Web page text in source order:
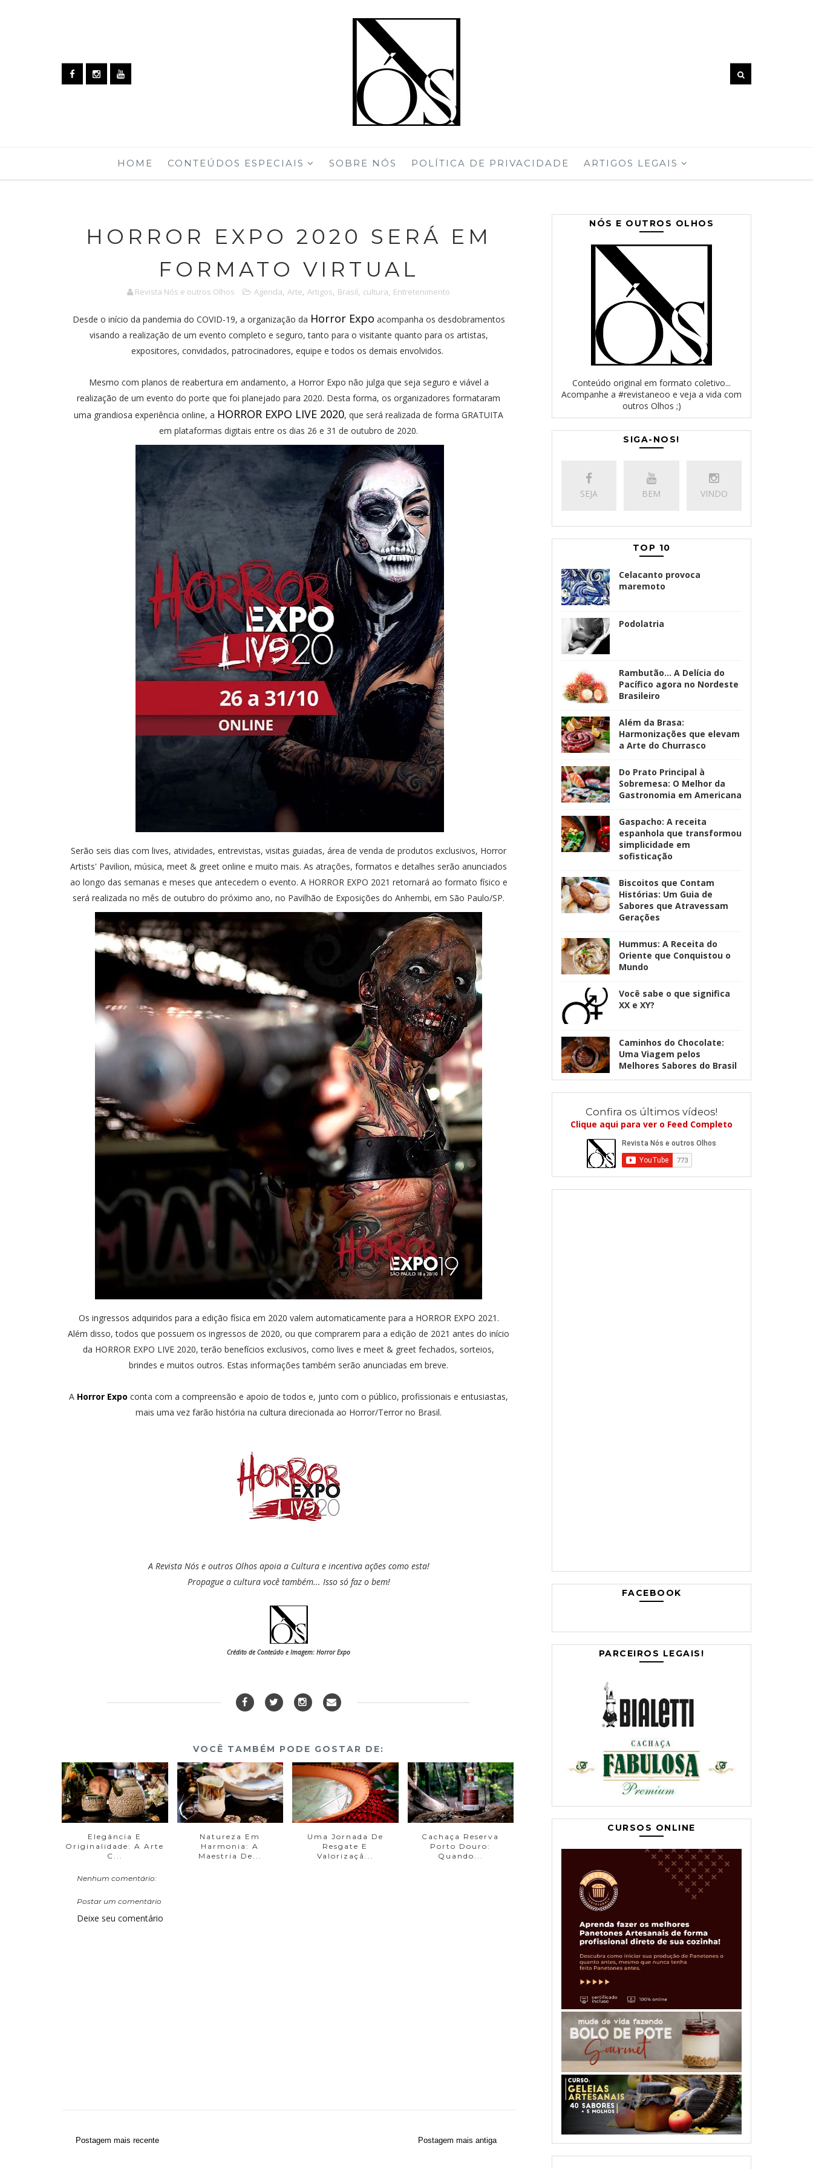
HOME CONTEÚDOS ESPECIAIS SOBRE NÓS POLÍTICA DE PRIVACIDADE ARTIGOS LEGAIS
HORROR EXPO 2020 SERÁ EM
FORMATO VIRTUAL
Revista Nós e outros Olhos Agenda, Arte, Artigos, Brasil, cultura, Entretenimento
Desde o início da pandemia do COVID-19, a organização da Horror Expo acompanha os desdobramentos
visando a realização de um evento completo e seguro, tanto para o visitante quanto para os artistas,
expositores, convidados, patrocinadores, equipe e todos os demais envolvidos.
Mesmo com planos de reabertura em andamento, a Horror Expo não julga que seja seguro e viável a
realização de um evento do porte que foi planejado para 2020. Desta forma, os organizadores formataram
uma grandiosa experiência online, a HORROR EXPO LIVE 2020, que será realizada de forma GRATUITA
em plataformas digitais entre os dias 26 e 31 de outubro de 2020.
Serão seis dias com lives, atividades, entrevistas, visitas guiadas, área de venda de produtos exclusivos, Horror
Artists' Pavilion, música, meet & greet online e muito mais. As atrações, formatos e detalhes serão anunciados
ao longo das semanas e meses que antecedem o evento. A HORROR EXPO 2021 retornará ao formato físico e
será realizada no mês de outubro do próximo ano, no Pavilhão de Exposições do Anhembi, em São Paulo/SP.
Os ingressos adquiridos para a edição física em 2020 valem automaticamente para a HORROR EXPO 2021.
Além disso, todos que possuem os ingressos de 2020, ou que comprarem para a edição de 2021 antes do início
da HORROR EXPO LIVE 2020, terão benefícios exclusivos, como lives e meet & greet fechados, sorteios,
brindes e muitos outros. Estas informações também serão anunciadas em breve.
A Horror Expo conta com a compreensão e apoio de todos e, junto com o público, profissionais e entusiastas,
mais uma vez farão história na cultura direcionada ao Horror/Terror no Brasil.
A Revista Nós e outros Olhos apoia a Cultura e incentiva ações como esta!
Propague a cultura você também... Isso só faz o bem!
Crédito de Conteúdo e Imagem: Horror Expo
VOCÊ TAMBÉM PODE GOSTAR DE:
Elegância E
Originalidade: A Arte
C...
Natureza Em
Harmonia: A
Maestria De...
Uma Jornada De
Resgate E
Valorizaçã...
Cachaça Reserva
Porto Douro:
Quando...
Nenhum comentário:
Postar um comentário
Deixe seu comentário
Postagem mais recente Postagem mais antiga
NÓS E OUTROS OLHOS
Conteúdo original em formato coletivo...
Acompanhe a #revistaneoo e veja a vida com
outros Olhos ;)
SIGA-NOS!
SEJA BEM VINDO
TOP 10
Celacanto provoca
maremoto
Podolatria
Rambutão... A Delícia do
Pacífico agora no Nordeste
Brasileiro
Além da Brasa:
Harmonizações que elevam
a Arte do Churrasco
Do Prato Principal à
Sobremesa: O Melhor da
Gastronomia em Americana
Gaspacho: A receita
espanhola que transformou
simplicidade em
sofisticação
Biscoitos que Contam
Histórias: Um Guia de
Sabores que Atravessam
Gerações
Hummus: A Receita do
Oriente que Conquistou o
Mundo
Você sabe o que significa
XX e XY?
Caminhos do Chocolate:
Uma Viagem pelos
Melhores Sabores do Brasil
Confira os últimos vídeos!
Clique aqui para ver o Feed Completo
FACEBOOK
PARCEIROS LEGAIS!
CURSOS ONLINE